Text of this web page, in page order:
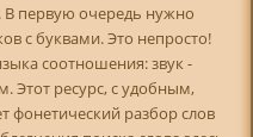
В первую очередь нужно
с буквами. Это непросто!
соотношения: звук -
Этот ресурс, с удобным,
фонетический разбор слов